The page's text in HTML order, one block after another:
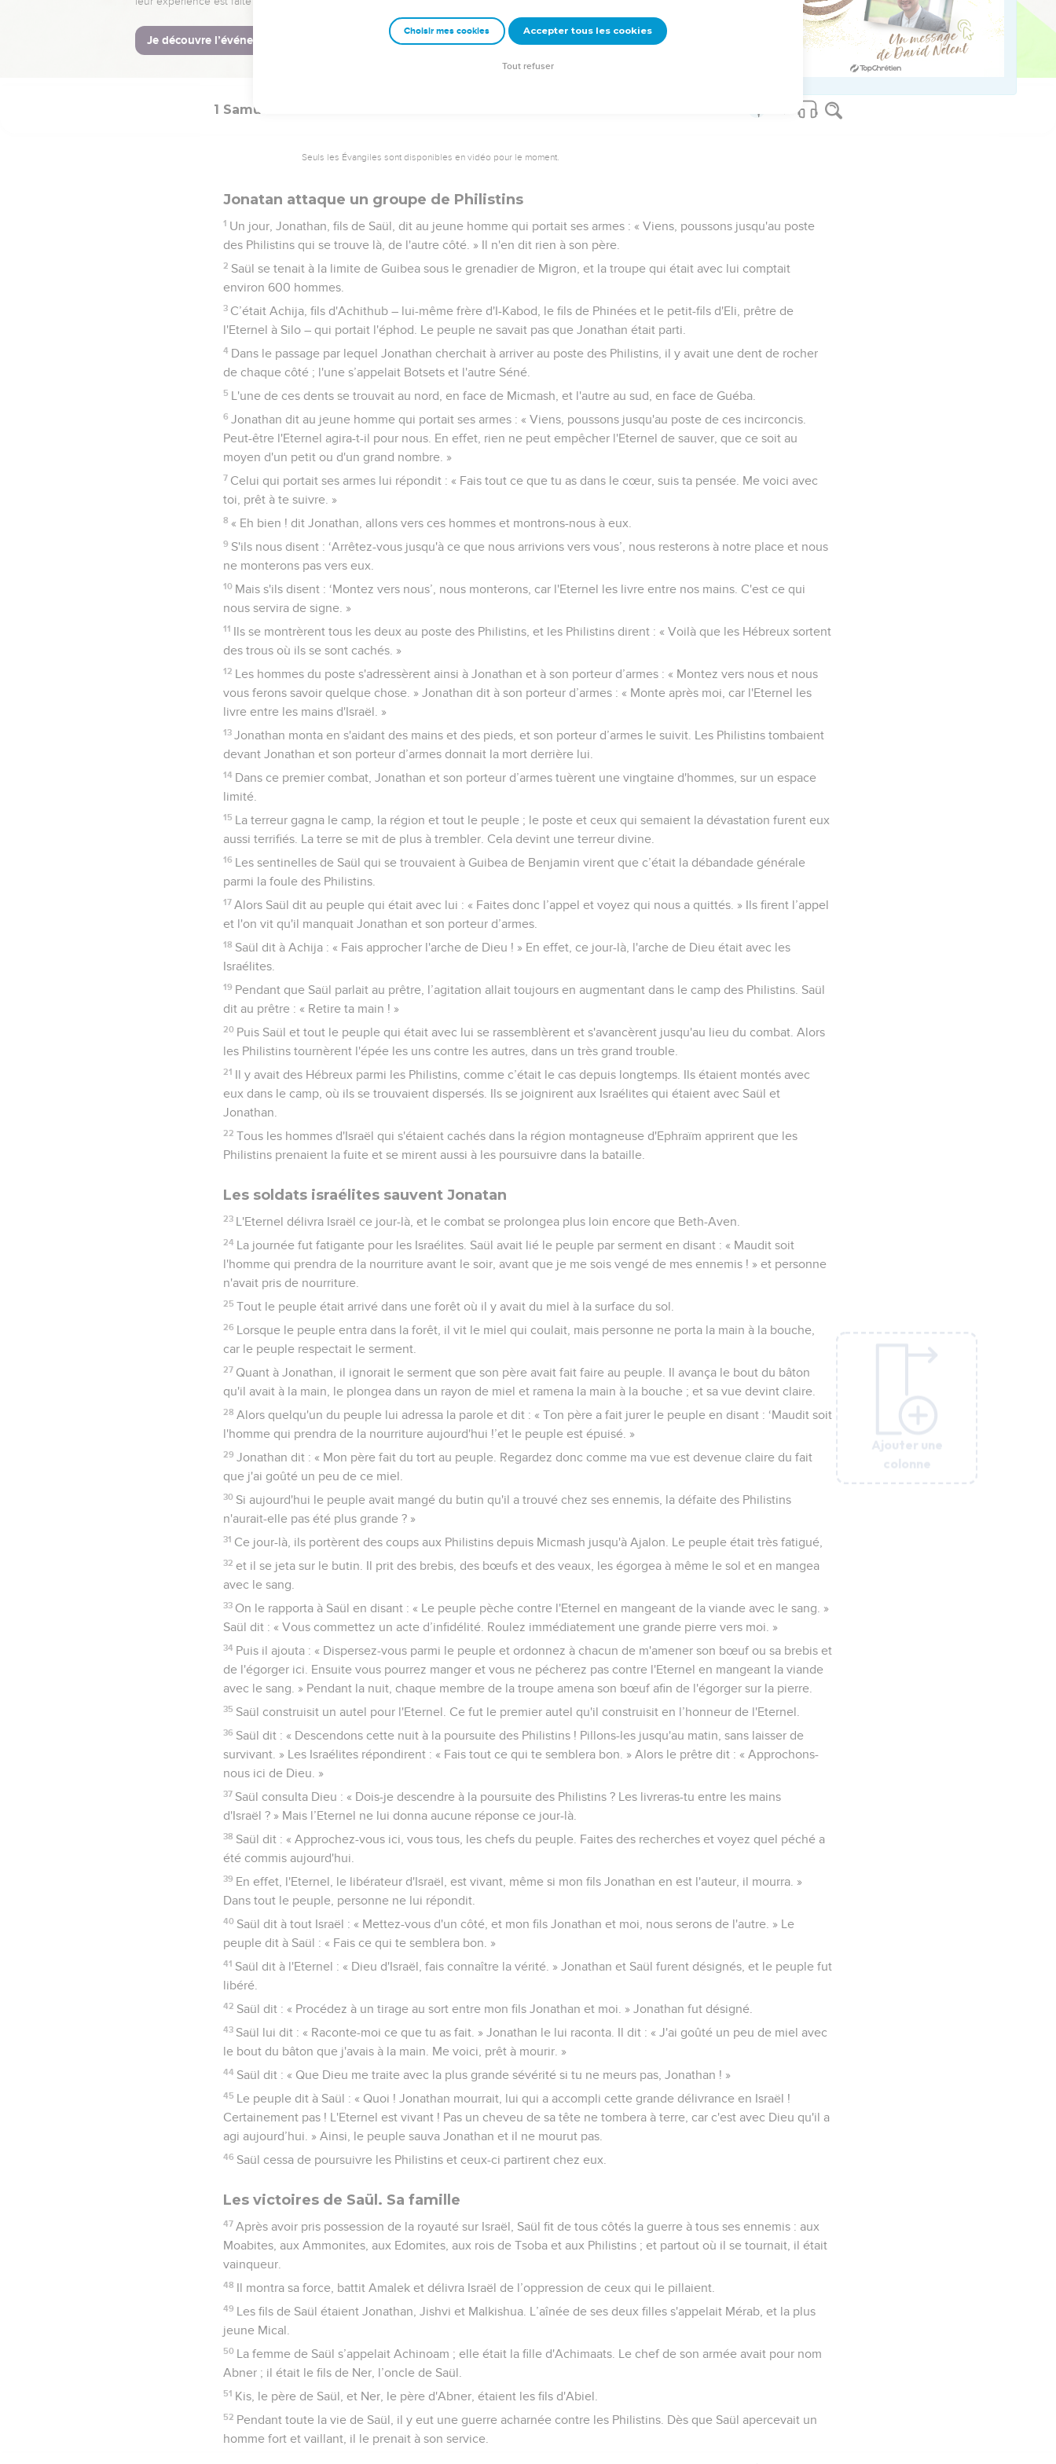
Ainsi, le jour du combat, le peuple qui était avec Saül et Jonathan ne disposait d’aucune épée ni lance ; Saül
et son fils Jonathan, en revanche, en possédaient.
Un poste avancé des Philistins vint s'établir au défilé de Micmash.
Ajouter une
colonne
1 Samuel
Seuls les Évangiles sont disponibles en vidéo pour le moment.
Jonatan attaque un groupe de Philistins
1 Un jour, Jonathan, fils de Saül, dit au jeune homme qui portait ses armes : « Viens, poussons jusqu'au poste
des Philistins qui se trouve là, de l'autre côté. » Il n'en dit rien à son père.
2 Saül se tenait à la limite de Guibea sous le grenadier de Migron, et la troupe qui était avec lui comptait
environ 600 hommes.
3 C’était Achija, fils d'Achithub – lui-même frère d'I-Kabod, le fils de Phinées et le petit-fils d'Eli, prêtre de
l'Eternel à Silo – qui portait l'éphod. Le peuple ne savait pas que Jonathan était parti.
4 Dans le passage par lequel Jonathan cherchait à arriver au poste des Philistins, il y avait une dent de rocher
de chaque côté ; l'une s’appelait Botsets et l'autre Séné.
5 L'une de ces dents se trouvait au nord, en face de Micmash, et l'autre au sud, en face de Guéba.
6 Jonathan dit au jeune homme qui portait ses armes : « Viens, poussons jusqu'au poste de ces incirconcis.
Peut-être l'Eternel agira-t-il pour nous. En effet, rien ne peut empêcher l'Eternel de sauver, que ce soit au
moyen d'un petit ou d'un grand nombre. »
7 Celui qui portait ses armes lui répondit : « Fais tout ce que tu as dans le cœur, suis ta pensée. Me voici avec
toi, prêt à te suivre. »
8 « Eh bien ! dit Jonathan, allons vers ces hommes et montrons-nous à eux.
9 S'ils nous disent : ‘Arrêtez-vous jusqu'à ce que nous arrivions vers vous’, nous resterons à notre place et nous
ne monterons pas vers eux.
10 Mais s'ils disent : ‘Montez vers nous’, nous monterons, car l'Eternel les livre entre nos mains. C'est ce qui
nous servira de signe. »
11 Ils se montrèrent tous les deux au poste des Philistins, et les Philistins dirent : « Voilà que les Hébreux sortent
des trous où ils se sont cachés. »
12 Les hommes du poste s'adressèrent ainsi à Jonathan et à son porteur d’armes : « Montez vers nous et nous
vous ferons savoir quelque chose. » Jonathan dit à son porteur d’armes : « Monte après moi, car l'Eternel les
livre entre les mains d'Israël. »
13 Jonathan monta en s'aidant des mains et des pieds, et son porteur d’armes le suivit. Les Philistins tombaient
devant Jonathan et son porteur d’armes donnait la mort derrière lui.
14 Dans ce premier combat, Jonathan et son porteur d’armes tuèrent une vingtaine d'hommes, sur un espace
limité.
15 La terreur gagna le camp, la région et tout le peuple ; le poste et ceux qui semaient la dévastation furent eux
aussi terrifiés. La terre se mit de plus à trembler. Cela devint une terreur divine.
16 Les sentinelles de Saül qui se trouvaient à Guibea de Benjamin virent que c’était la débandade générale
parmi la foule des Philistins.
17 Alors Saül dit au peuple qui était avec lui : « Faites donc l’appel et voyez qui nous a quittés. » Ils firent l’appel
et l'on vit qu'il manquait Jonathan et son porteur d’armes.
18 Saül dit à Achija : « Fais approcher l'arche de Dieu ! » En effet, ce jour-là, l'arche de Dieu était avec les
Israélites.
19 Pendant que Saül parlait au prêtre, l’agitation allait toujours en augmentant dans le camp des Philistins. Saül
dit au prêtre : « Retire ta main ! »
20 Puis Saül et tout le peuple qui était avec lui se rassemblèrent et s'avancèrent jusqu'au lieu du combat. Alors
les Philistins tournèrent l'épée les uns contre les autres, dans un très grand trouble.
21 Il y avait des Hébreux parmi les Philistins, comme c’était le cas depuis longtemps. Ils étaient montés avec
eux dans le camp, où ils se trouvaient dispersés. Ils se joignirent aux Israélites qui étaient avec Saül et
Jonathan.
22 Tous les hommes d'Israël qui s'étaient cachés dans la région montagneuse d'Ephraïm apprirent que les
Philistins prenaient la fuite et se mirent aussi à les poursuivre dans la bataille.
Les soldats israélites sauvent Jonatan
23 L'Eternel délivra Israël ce jour-là, et le combat se prolongea plus loin encore que Beth-Aven.
24 La journée fut fatigante pour les Israélites. Saül avait lié le peuple par serment en disant : « Maudit soit
l'homme qui prendra de la nourriture avant le soir, avant que je me sois vengé de mes ennemis ! » et personne
n'avait pris de nourriture.
25 Tout le peuple était arrivé dans une forêt où il y avait du miel à la surface du sol.
26 Lorsque le peuple entra dans la forêt, il vit le miel qui coulait, mais personne ne porta la main à la bouche,
car le peuple respectait le serment.
27 Quant à Jonathan, il ignorait le serment que son père avait fait faire au peuple. Il avança le bout du bâton
qu'il avait à la main, le plongea dans un rayon de miel et ramena la main à la bouche ; et sa vue devint claire.
28 Alors quelqu'un du peuple lui adressa la parole et dit : « Ton père a fait jurer le peuple en disant : ‘Maudit soit
l'homme qui prendra de la nourriture aujourd'hui !’et le peuple est épuisé. »
29 Jonathan dit : « Mon père fait du tort au peuple. Regardez donc comme ma vue est devenue claire du fait
que j'ai goûté un peu de ce miel.
30 Si aujourd'hui le peuple avait mangé du butin qu'il a trouvé chez ses ennemis, la défaite des Philistins
n'aurait-elle pas été plus grande ? »
31 Ce jour-là, ils portèrent des coups aux Philistins depuis Micmash jusqu'à Ajalon. Le peuple était très fatigué,
32 et il se jeta sur le butin. Il prit des brebis, des bœufs et des veaux, les égorgea à même le sol et en mangea
avec le sang.
33 On le rapporta à Saül en disant : « Le peuple pèche contre l'Eternel en mangeant de la viande avec le sang. »
Saül dit : « Vous commettez un acte d’infidélité. Roulez immédiatement une grande pierre vers moi. »
34 Puis il ajouta : « Dispersez-vous parmi le peuple et ordonnez à chacun de m'amener son bœuf ou sa brebis et
de l'égorger ici. Ensuite vous pourrez manger et vous ne pécherez pas contre l'Eternel en mangeant la viande
avec le sang. » Pendant la nuit, chaque membre de la troupe amena son bœuf afin de l'égorger sur la pierre.
35 Saül construisit un autel pour l'Eternel. Ce fut le premier autel qu'il construisit en l’honneur de l'Eternel.
36 Saül dit : « Descendons cette nuit à la poursuite des Philistins ! Pillons-les jusqu'au matin, sans laisser de
survivant. » Les Israélites répondirent : « Fais tout ce qui te semblera bon. » Alors le prêtre dit : « Approchons-
nous ici de Dieu. »
37 Saül consulta Dieu : « Dois-je descendre à la poursuite des Philistins ? Les livreras-tu entre les mains
d'Israël ? » Mais l’Eternel ne lui donna aucune réponse ce jour-là.
38 Saül dit : « Approchez-vous ici, vous tous, les chefs du peuple. Faites des recherches et voyez quel péché a
été commis aujourd'hui.
39 En effet, l'Eternel, le libérateur d'Israël, est vivant, même si mon fils Jonathan en est l'auteur, il mourra. »
Dans tout le peuple, personne ne lui répondit.
40 Saül dit à tout Israël : « Mettez-vous d'un côté, et mon fils Jonathan et moi, nous serons de l'autre. » Le
peuple dit à Saül : « Fais ce qui te semblera bon. »
41 Saül dit à l'Eternel : « Dieu d'Israël, fais connaître la vérité. » Jonathan et Saül furent désignés, et le peuple fut
libéré.
42 Saül dit : « Procédez à un tirage au sort entre mon fils Jonathan et moi. » Jonathan fut désigné.
43 Saül lui dit : « Raconte-moi ce que tu as fait. » Jonathan le lui raconta. Il dit : « J'ai goûté un peu de miel avec
le bout du bâton que j'avais à la main. Me voici, prêt à mourir. »
44 Saül dit : « Que Dieu me traite avec la plus grande sévérité si tu ne meurs pas, Jonathan ! »
45 Le peuple dit à Saül : « Quoi ! Jonathan mourrait, lui qui a accompli cette grande délivrance en Israël !
Certainement pas ! L'Eternel est vivant ! Pas un cheveu de sa tête ne tombera à terre, car c'est avec Dieu qu'il a
agi aujourd’hui. » Ainsi, le peuple sauva Jonathan et il ne mourut pas.
46 Saül cessa de poursuivre les Philistins et ceux-ci partirent chez eux.
Les victoires de Saül. Sa famille
47 Après avoir pris possession de la royauté sur Israël, Saül fit de tous côtés la guerre à tous ses ennemis : aux
Moabites, aux Ammonites, aux Edomites, aux rois de Tsoba et aux Philistins ; et partout où il se tournait, il était
vainqueur.
48 Il montra sa force, battit Amalek et délivra Israël de l’oppression de ceux qui le pillaient.
49 Les fils de Saül étaient Jonathan, Jishvi et Malkishua. L’aînée de ses deux filles s'appelait Mérab, et la plus
jeune Mical.
50 La femme de Saül s’appelait Achinoam ; elle était la fille d'Achimaats. Le chef de son armée avait pour nom
Abner ; il était le fils de Ner, l’oncle de Saül.
51 Kis, le père de Saül, et Ner, le père d'Abner, étaient les fils d'Abiel.
52 Pendant toute la vie de Saül, il y eut une guerre acharnée contre les Philistins. Dès que Saül apercevait un
homme fort et vaillant, il le prenait à son service.
Ajouter une
colonne
Ajouter une
colonne
Ajouter une
colonne
Ajouter une
colonne
Choisir mes cookies Accepter tous les cookies
Tout refuser